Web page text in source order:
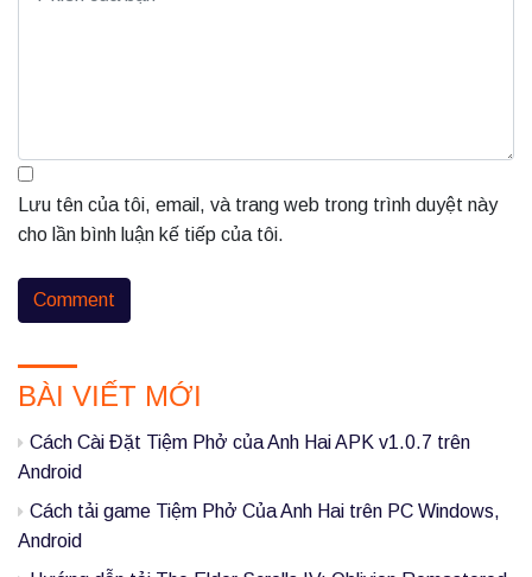
n
T
h
ắ
n
g
”
Lưu tên của tôi, email, và trang web trong trình duyệt này
cho lần bình luận kế tiếp của tôi.
P
r
i
m
a
r
BÀI VIẾT MỚI
Cách Cài Đặt Tiệm Phở của Anh Hai APK v1.0.7 trên
Android
Cách tải game Tiệm Phở Của Anh Hai trên PC Windows,
Android